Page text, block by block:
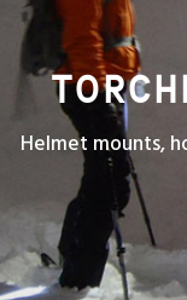
Helmet mounts,